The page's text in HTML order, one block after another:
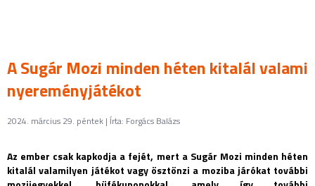
A Sugár Mozi minden héten kitalál valami
nyereményjátékot
2024. március 29. péntek | Írta: Forgács Balázs
Az ember csak kapkodja a fejét, mert a Sugár Mozi minden héten
kitalál valamilyen játékot vagy ösztönzi a moziba járókat további